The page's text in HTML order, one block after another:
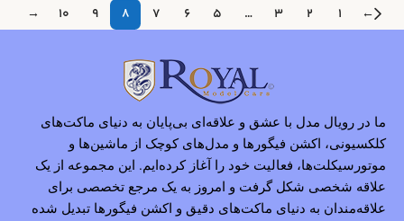
←
1
2
3
…
5
6
7
8
9
10
→
ما در رویال مدل با عشق و علاقه‌ای بی‌پایان به دنیای ماکت‌های
کلکسیونی، اکشن فیگورها و مدل‌های کوچک از ماشین‌ها و
موتورسیکلت‌ها، فعالیت خود را آغاز کرده‌ایم. این مجموعه از یک
علاقه شخصی شکل گرفت و امروز به یک مرجع تخصصی برای
علاقه‌مندان به دنیای ماکت‌های دقیق و اکشن فیگورها تبدیل شده